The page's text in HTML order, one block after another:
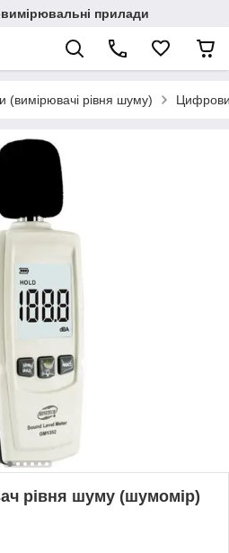
прилади
(вимірювачі рівня шуму)
рівня шуму (шумомір)